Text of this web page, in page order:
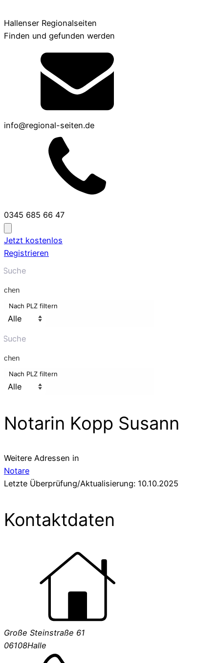
Hallenser Regionalseiten
Finden und gefunden werden
info@regional-seiten.de
0345 685 66 47
Jetzt kostenlos
Registrieren
Nach PLZ filtern
Nach PLZ filtern
Notarin Kopp Susann
Weitere Adressen in
Notare
Letzte Überprüfung/Aktualisierung: 10.10.2025
Kontaktdaten
Große Steinstraße 61
06108Halle